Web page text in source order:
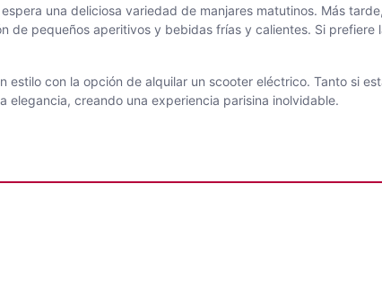
una deliciosa variedad de manjares matutinos. Más
pequeños aperitivos y bebidas frías y calientes. Si prefiere
con la opción de alquilar un scooter eléctrico. Tanto si
elegancia, creando una experiencia parisina inolvidable.